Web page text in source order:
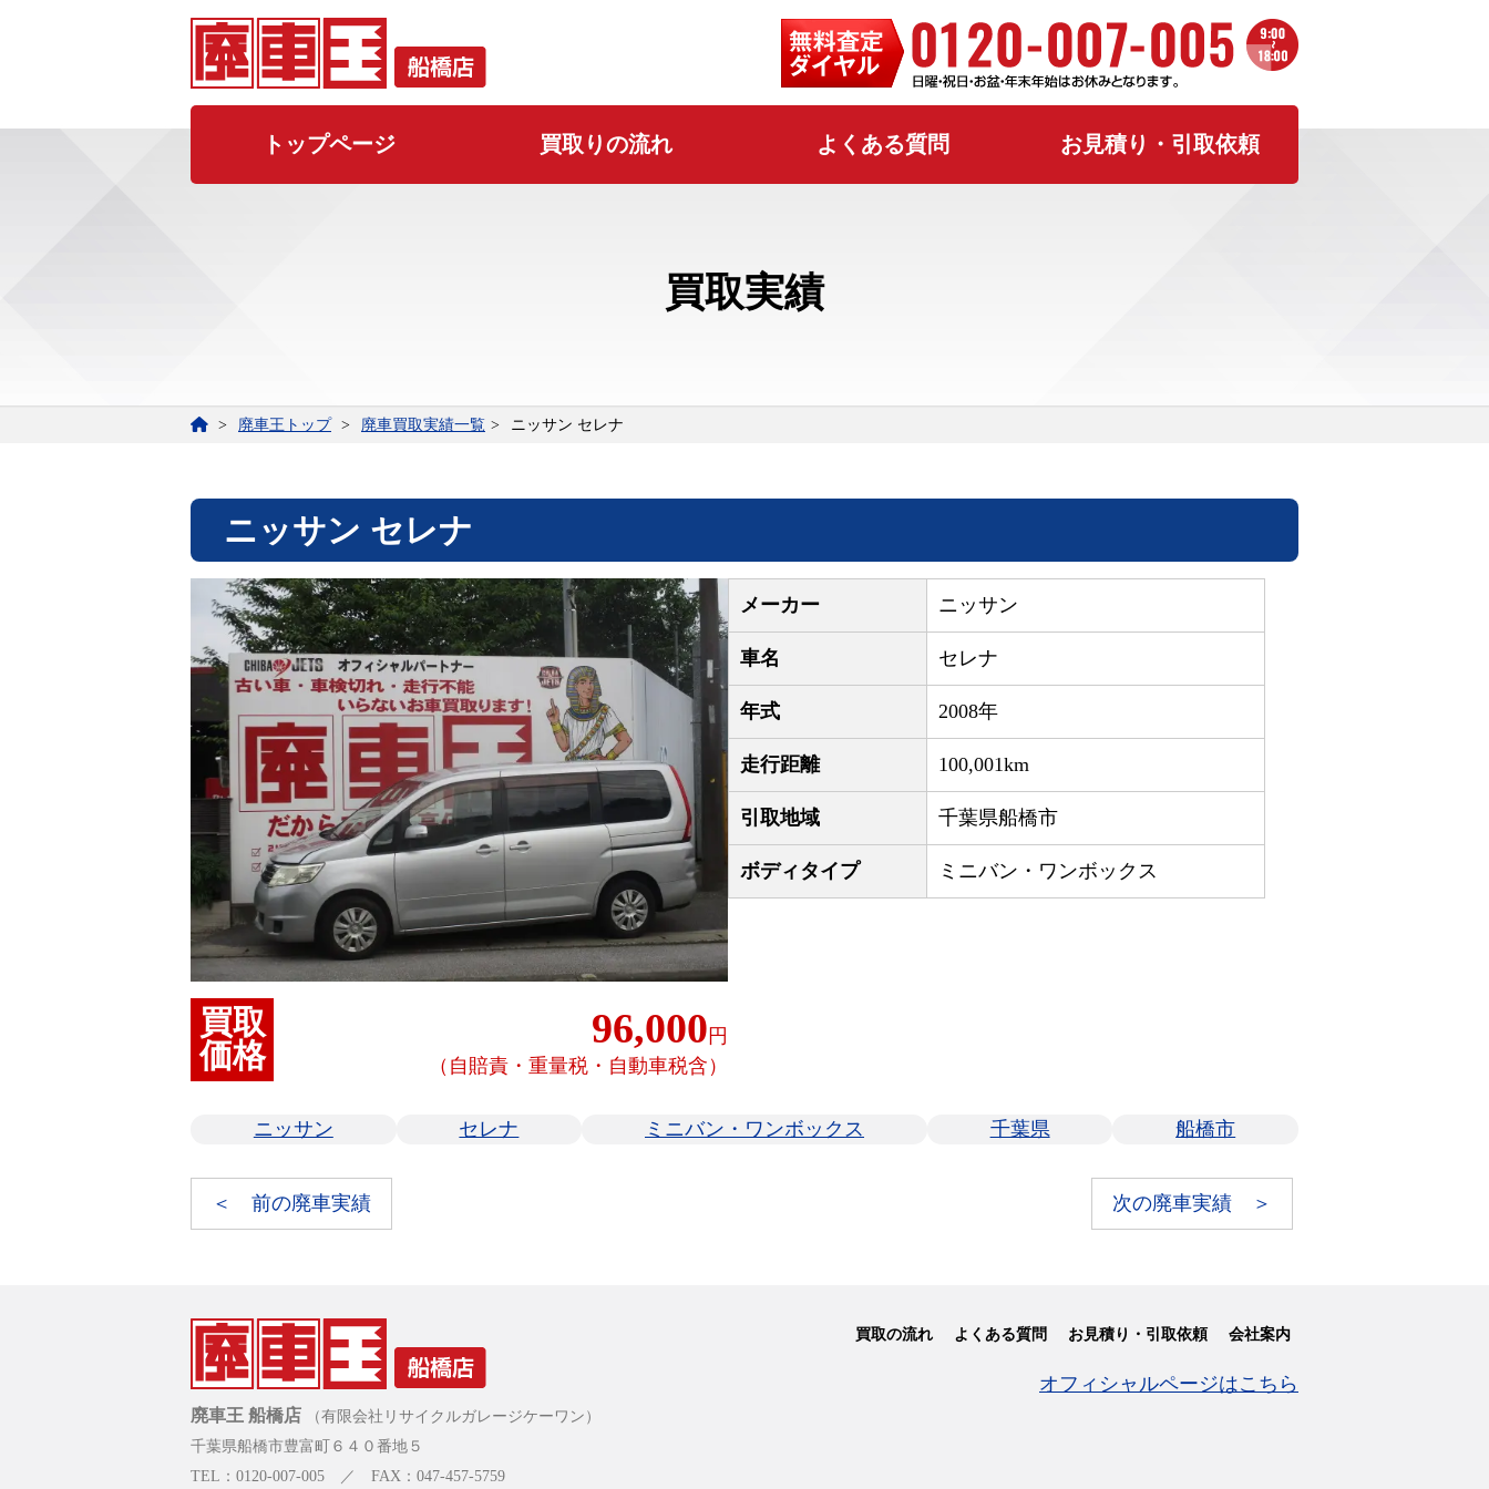
トップページ 買取りの流れ よくある質問 お見積り・引取依頼
買取実績
廃車王トップ 廃車買取実績一覧 ニッサン セレナ
ニッサン セレナ
買取
価格
96,000円
（自賠責・重量税・自動車税含）
メーカー ニッサン
車名 セレナ
年式 2008年
走行距離 100,001km
引取地域 千葉県船橋市
ボディタイプ ミニバン・ワンボックス
ニッサン セレナ ミニバン・ワンボックス 千葉県 船橋市
＜ 前の廃車実績 次の廃車実績 ＞
廃車王 船橋店
（有限会社リサイクルガレージケーワン）
千葉県船橋市豊富町６４０番地５
TEL：0120-007-005 ／ FAX：047-457-5759
買取の流れ よくある質問 お見積り・引取依頼 会社案内
オフィシャルページはこちら